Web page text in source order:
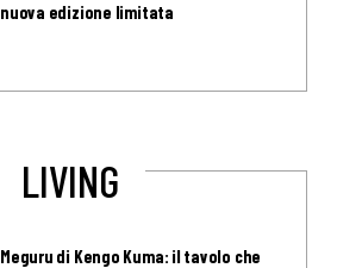
nuova edizione limitata
LIVING
Meguru di Kengo Kuma: il tavolo che